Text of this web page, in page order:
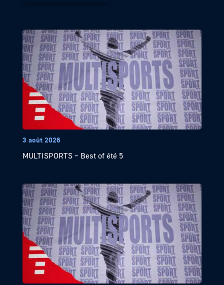
3 août 2026
MULTISPORTS – Best of été 5